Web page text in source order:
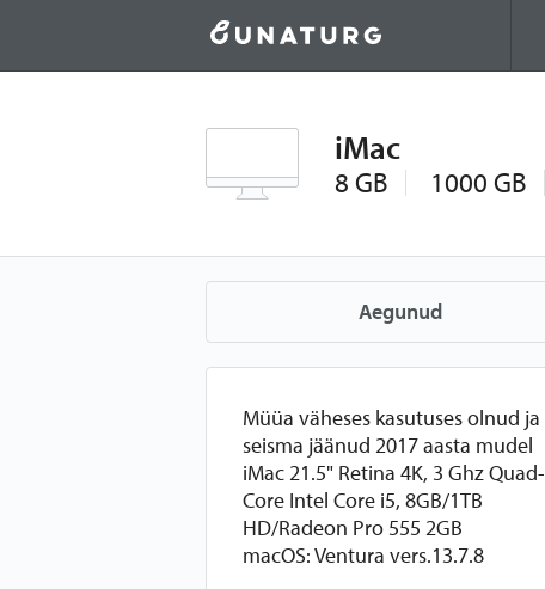
iMac
8 GB 1000 GB
Aegunud
Müüa väheses kasutuses olnud ja
seisma jäänud 2017 aasta mudel
iMac 21.5" Retina 4K, 3 Ghz Quad-
Core Intel Core i5, 8GB/1TB
HD/Radeon Pro 555 2GB
macOS: Ventura vers.13.7.8